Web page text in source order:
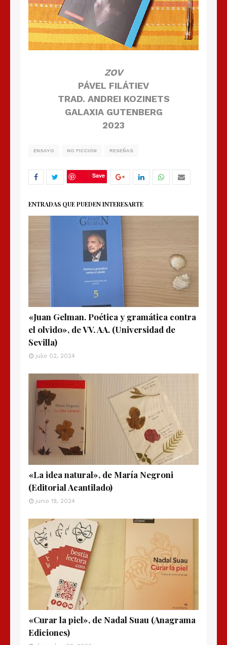
ZOV
PÁVEL FILÁTIEV
TRAD. ANDREI KOZINETS
GALAXIA GUTENBERG
2023
ENSAYO NO FICCIÓN RESEÑAS
Save
ENTRADAS QUE PUEDEN INTERESARTE
«Juan Gelman. Poética y gramática contra
el olvido», de VV. AA. (Universidad de
Sevilla)
julio 02, 2024
«La idea natural», de María Negroni
(Editorial Acantilado)
junio 19, 2024
«Curar la piel», de Nadal Suau (Anagrama
Ediciones)